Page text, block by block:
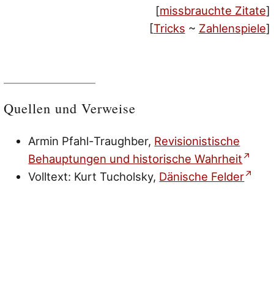
[missbrauchte Zitate]
[Tricks ~ Zahlenspiele]
Quellen und Verweise
Armin Pfahl-Traughber, Revisionistische
Behauptungen und historische Wahrheit
Volltext: Kurt Tucholsky, Dänische Felder